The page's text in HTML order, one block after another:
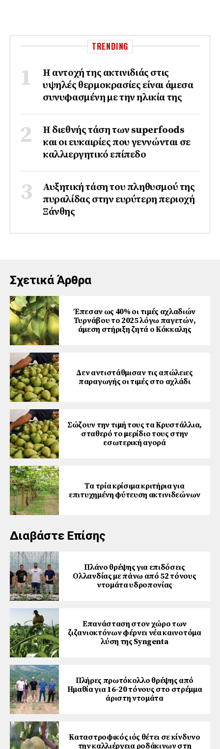
TRENDING
Η αντοχή της ακτινιδιάς στις
υψηλές θερμοκρασίες είναι άμεσα
συνυφασμένη με την ηλικία της
Η διεθνής τάση των superfoods
και οι ευκαιρίες που γεννώνται σε
καλλιεργητικό επίπεδο
Αυξητική τάση του πληθυσμού της
πυραλίδας στην ευρύτερη περιοχή
Ξάνθης
Σχετικά Άρθρα
Έπεσαν ως 40% οι τιμές αχλαδιών
Τυρνάβου το 2025 λόγω παγετών,
άμεση στήριξη ζητά ο Κόκκαλης
Δεν αντιστάθμισαν τις απώλειες
παραγωγής οι τιμές στο αχλάδι
Σώζουν την τιµή τους τα Κρυστάλλια,
σταθερό το µερίδιο τους στην
εσωτερική αγορά
Τα τρία κρίσιμα κριτήρια για
επιτυχημένη φύτευση ακτινιδεώνων
Διαβάστε Επίσης
Πλάνο θρέψης για επιδόσεις
Ολλανδίας με πάνω από 52 τόνους
ντομάτα υδροπονίας
Επανάσταση στον χώρο των
ζιζανιοκτόνων φέρνει νέα καινοτόμα
λύση της Syngenta
Πλήρες πρωτόκολλο θρέψης από
Ημαθία για 16-20 τόνους στο στρέμμα
άριστη ντομάτα
Καταστροφικός ιός θέτει σε κίνδυνο
την καλλιέργεια ροδάκινων στη